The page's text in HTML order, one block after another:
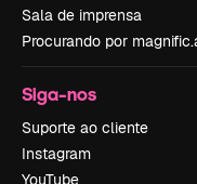
Sala de imprensa
Procurando por
Siga-nos
Suporte ao cliente
Instagram
YouTube